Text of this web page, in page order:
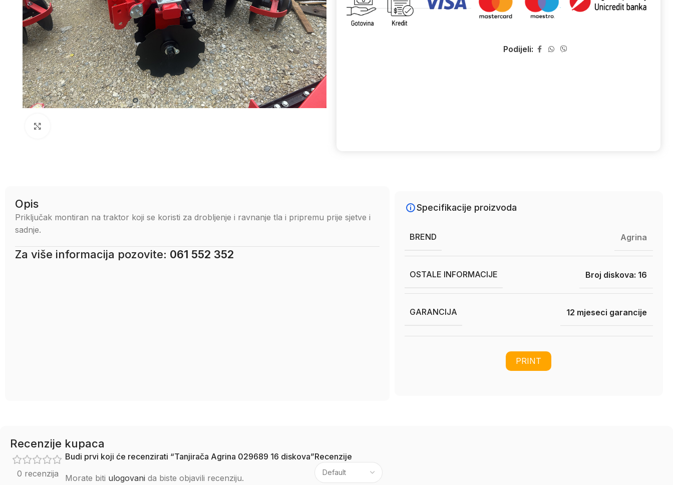
Podijeli:
Opis
Priključak montiran na traktor koji se koristi za drobljenje i ravnanje tla i pripremu prije sjetve i
sadnje.
Za više informacija pozovite: 061 552 352
Specifikacije proizvoda
BREND Agrina
OSTALE INFORMACIJE Broj diskova: 16
GARANCIJA 12 mjeseci garancije
PRINT
Recenzije kupaca
0 recenzija
Recenzije
Budi prvi koji će recenzirati “Tanjirača Agrina 029689 16 diskova”
Morate biti ulogovani da biste objavili recenziju.